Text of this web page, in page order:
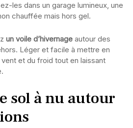
les dans un garage lumineux, une
chauffée mais hors gel.
un voile d’hivernage autour des
Léger et facile à mettre en
et du froid tout en laissant
sol à nu autour